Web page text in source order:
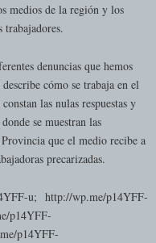
medios de la región y los
trabajadores.
denuncias que hemos
cómo se trabaja en el
las nulas respuestas y
se muestran las
que el medio recibe a
precarizadas.
u; http://wp.me/p14YFF-
p14YFF-
p14YFF-